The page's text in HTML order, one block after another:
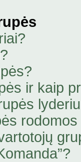
ir kaip